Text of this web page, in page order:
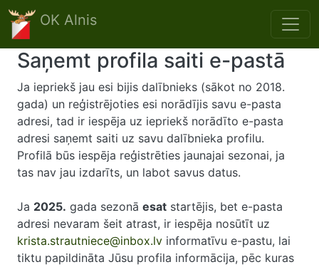
Skip to main content
OK Alnis
Saņemt profila saiti e-pastā
Ja iepriekš jau esi bijis dalībnieks (sākot no 2018.
gada) un reģistrējoties esi norādījis savu e-pasta
adresi, tad ir iespēja uz iepriekš norādīto e-pasta
adresi saņemt saiti uz savu dalībnieka profilu.
Profilā būs iespēja reģistrēties jaunajai sezonai, ja
tas nav jau izdarīts, un labot savus datus.
Ja 2025. gada sezonā esat startējis, bet e-pasta
adresi nevaram šeit atrast, ir iespēja nosūtīt uz
krista.strautniece@inbox.lv informatīvu e-pastu, lai
tiktu papildināta Jūsu profila informācija, pēc kuras